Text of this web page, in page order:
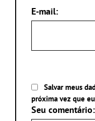
E-mail:
Salvar meus
próxima vez que
Seu comentário: